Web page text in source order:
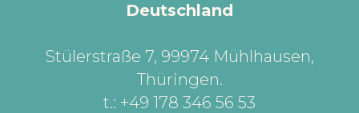
Deutschland
Stülerstraße 7, 99974 Mühlhausen,
Thüringen.
t.: +49 178 346 56 53